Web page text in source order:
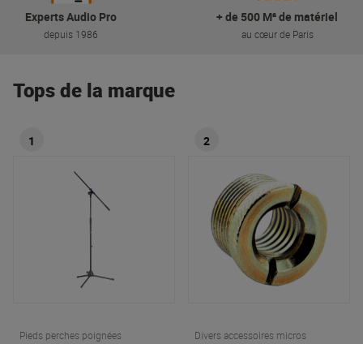
Experts Audio Pro
depuis 1986
+ de 500 M² de matériel
au cœur de Paris
Tops de la marque
1
Pieds perches poignées
2
Divers accessoires micros